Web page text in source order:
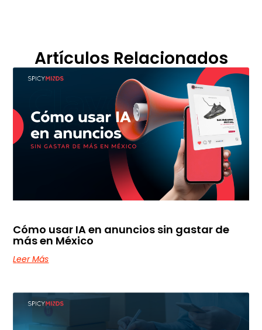
Artículos Relacionados
Cómo usar IA en anuncios sin gastar de
más en México
Leer Más